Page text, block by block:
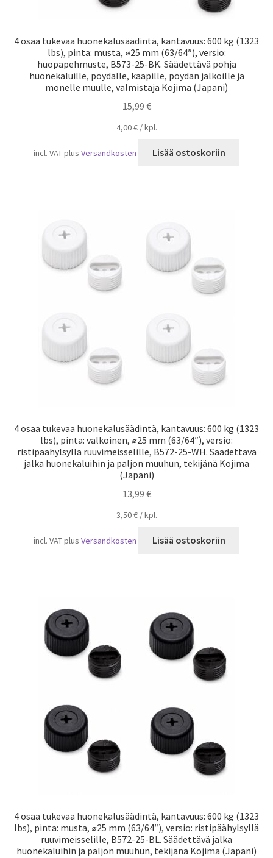
4 osaa tukevaa huonekalusäädintä, kantavuus: 600 kg (1323
lbs), pinta: musta, ⌀25 mm (63/64″), versio:
huopapehmuste, B573-25-BK. Säädettävä pohja
huonekaluille, pöydälle, kaapille, pöydän jalkoille ja
monelle muulle, valmistaja Kojima (Japani)
15,99 €
4,00€/kpl.
incl. VATplusVersandkosten Lisää ostoskoriin
4 osaa tukevaa huonekalusäädintä, kantavuus: 600 kg (1323
lbs), pinta: valkoinen, ⌀25 mm (63/64″), versio:
ristipäähylsyllä ruuvimeisselille, B572-25-WH. Säädettävä
jalka huonekaluihin ja paljon muuhun, tekijänä Kojima
(Japani)
13,99 €
3,50€/kpl.
incl. VATplusVersandkosten Lisää ostoskoriin
4 osaa tukevaa huonekalusäädintä, kantavuus: 600 kg (1323
lbs), pinta: musta, ⌀25 mm (63/64″), versio: ristipäähylsyllä
ruuvimeisselille, B572-25-BL. Säädettävä jalka
huonekaluihin ja paljon muuhun, tekijänä Kojima (Japani)